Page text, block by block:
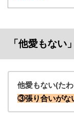
「他愛もない
他愛もない(たわ
③張り合いがな